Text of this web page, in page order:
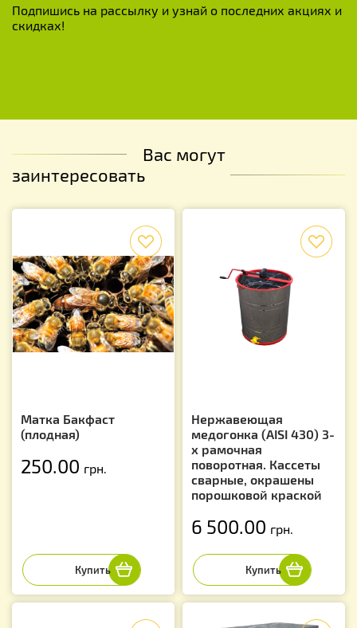
Подпишись на рассылку и узнай о последних акциях и
скидках!
Вас могут
заинтересовать
Матка Бакфаст
(плодная)
250.00 грн.
Нержавеющая
медогонка (AISI 430) 3-
х рамочная
поворотная. Кассеты
сварные, окрашены
порошковой краской
6 500.00 грн.